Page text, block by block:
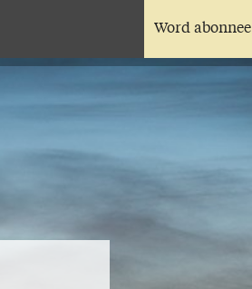
Word abonnee